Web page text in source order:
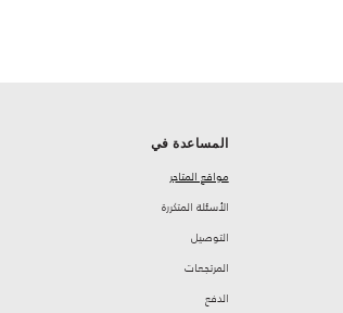
المساعدة في
مواقع المتاجر
‏الأسئلة المتكررة
‏التوصيل
‏المرتجعات
‏الدفع